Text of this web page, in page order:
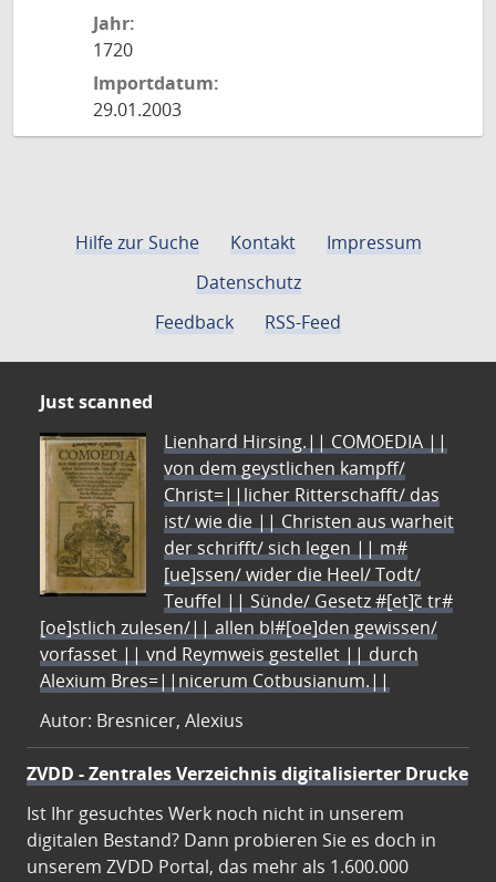
Jahr:
1720
Importdatum:
29.01.2003
Hilfe zur Suche Kontakt
Impressum
Datenschutz
Feedback
RSS-Feed
Just scanned
Lienhard Hirsing.|| COMOEDIA ||
von dem geystlichen kampff/
Christ=||licher Ritterschafft/ das
ist/ wie die || Christen aus warheit
der schrifft/ sich legen || m#
[ue]ssen/ wider die Heel/ Todt/
Teuffel || Sünde/ Gesetz #[et]c̃ tr#
[oe]stlich zulesen/|| allen bl#[oe]den gewissen/
vorfasset || vnd Reymweis gestellet || durch
Alexium Bres=||nicerum Cotbusianum.||
Autor: Bresnicer, Alexius
ZVDD - Zentrales Verzeichnis digitalisierter Drucke
Ist Ihr gesuchtes Werk noch nicht in unserem
digitalen Bestand? Dann probieren Sie es doch in
unserem ZVDD Portal, das mehr als 1.600.000